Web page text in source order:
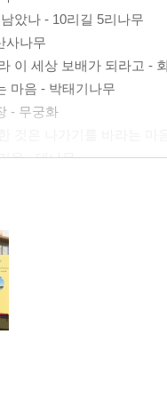
았나 - 10리길 5리나무
사나무
이 세상 보배가 되라고 -
마음 - 박태기나무
- 무궁화
운 - 대나무
을 시간을 경험하다 - 은행
리서 왔다 - 참느릅나무
것 - 밤나무
었는지 - 오동나무
무
속인다 - 산딸나무